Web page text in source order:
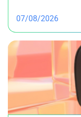
07/08/2026